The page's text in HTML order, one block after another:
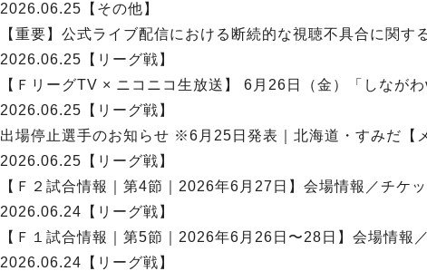
2026.06.25 【その他】
【重要】公式ライブ配信における断続的な視聴不具合に関す
2026.06.25 【リーグ戦】
【ＦリーグTV × ニコニコ生放送】 6月26日（金）「しなが
2026.06.25 【リーグ戦】
出場停止選手のお知らせ ※6月25日発表｜北海道・すみだ【
2026.06.25 【リーグ戦】
【Ｆ２試合情報｜第4節｜2026年6月27日】会場情報／チケ
2026.06.24 【リーグ戦】
【Ｆ１試合情報｜第5節｜2026年6月26日〜28日】会場情報
2026.06.24 【リーグ戦】